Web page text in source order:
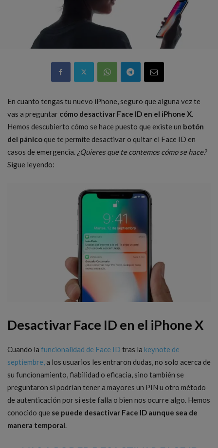
En cuanto tengas tu nuevo iPhone, seguro que alguna vez te
vas a preguntar cómo desactivar Face ID en el iPhone X.
Hemos descubierto cómo se hace puesto que existe un botón
del pánicoque te permite desactivar o quitar el Face ID en
casos de emergencia. ¿Quieres que te contemos cómo se hace?
Sigue leyendo:
Desactivar Face ID en el iPhone X
Cuando la funcionalidad de Face ID tras la keynote de
septiembre, a los usuarios les entraron dudas, no solo acerca de
su funcionamiento, fiabilidad o eficacia, sino también se
preguntaron si podrían tener a mayores un PIN u otro método
de autenticación por si este falla o bien nos ocurre algo. Hemos
conocido que se puede desactivar Face ID aunque sea de
manera temporal